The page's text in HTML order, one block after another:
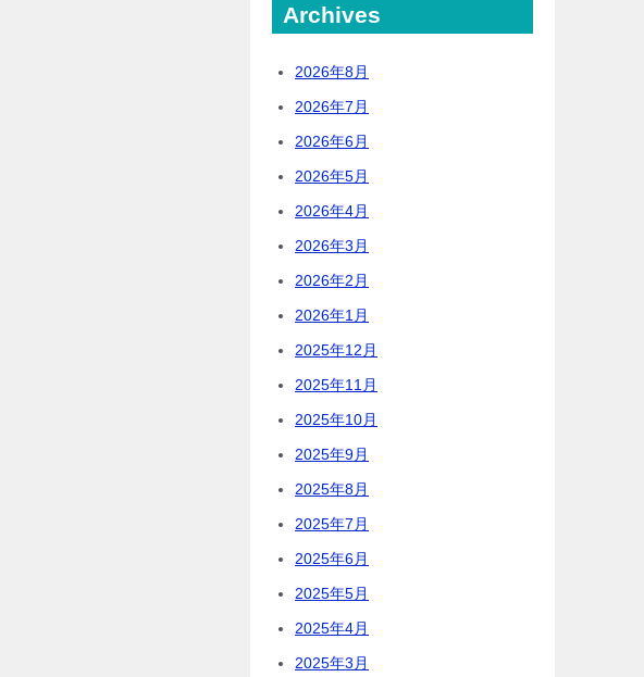
Archives
2026年8月
2026年7月
2026年6月
2026年5月
2026年4月
2026年3月
2026年2月
2026年1月
2025年12月
2025年11月
2025年10月
2025年9月
2025年8月
2025年7月
2025年6月
2025年5月
2025年4月
2025年3月